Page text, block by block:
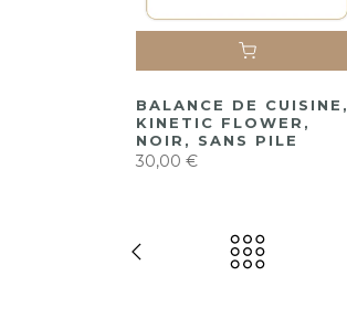
BALANCE DE CUISINE,
KINETIC FLOWER,
NOIR, SANS PILE
30,00 €